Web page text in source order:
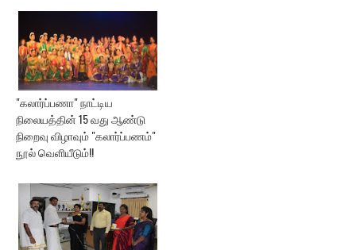
"கலார்ப்பணா" நாட்டிய
நிலையத்தின் 15 வது ஆண்டு
நிறைவு விழாவும் "கலார்ப்பணம்"
நூல் வெளியீடும்!!